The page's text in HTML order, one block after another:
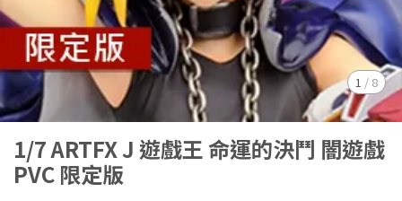
1 / 8
1/7 ARTFX J 遊戲王 命運的決鬥 闇遊戲
PVC 限定版